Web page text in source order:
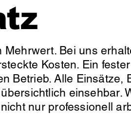
Bei uns
Kosten. Ein fester
Betrieb. Alle Einsätze,
einsehbar.
nur professionell